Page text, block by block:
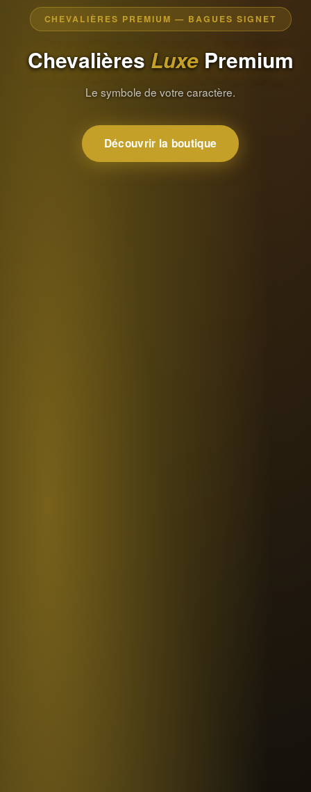
CHEVALIÈRES PREMIUM — BAGUES SIGNET
ChevalièresLuxePremium
Le symbole de votre caractère.
Découvrir la boutique